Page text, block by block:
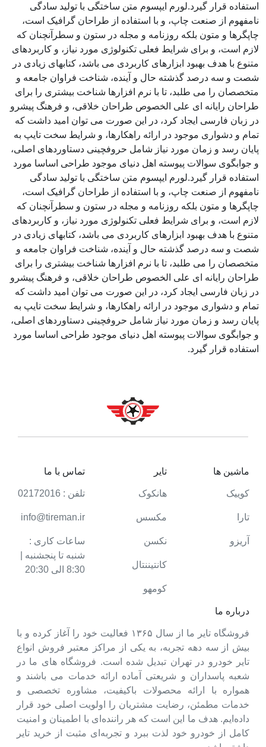
استفاده قرار گیرد.لورم ایپسوم متن ساختگی با تولید سادگی
نامفهوم از صنعت چاپ، و با استفاده از طراحان گرافیک است،
چاپگرها و متون بلکه روزنامه و مجله در ستون و سطرآنچنان که
لازم است، و برای شرایط فعلی تکنولوژی مورد نیاز، و کاربردهای
متنوع با هدف بهبود ابزارهای کاربردی می باشد، کتابهای زیادی در
شصت و سه درصد گذشته حال و آینده، شناخت فراوان جامعه و
متخصصان را می طلبد، تا با نرم افزارها شناخت بیشتری را برای
طراحان رایانه ای علی الخصوص طراحان خلاقی، و فرهنگ پیشرو
در زبان فارسی ایجاد کرد، در این صورت می توان امید داشت که
تمام و دشواری موجود در ارائه راهکارها، و شرایط سخت تایپ به
پایان رسد و زمان مورد نیاز شامل حروفچینی دستاوردهای اصلی،
و جوابگوی سوالات پیوسته اهل دنیای موجود طراحی اساسا مورد
استفاده قرار گیرد.لورم ایپسوم متن ساختگی با تولید سادگی
نامفهوم از صنعت چاپ، و با استفاده از طراحان گرافیک است،
چاپگرها و متون بلکه روزنامه و مجله در ستون و سطرآنچنان که
لازم است، و برای شرایط فعلی تکنولوژی مورد نیاز، و کاربردهای
متنوع با هدف بهبود ابزارهای کاربردی می باشد، کتابهای زیادی در
شصت و سه درصد گذشته حال و آینده، شناخت فراوان جامعه و
متخصصان را می طلبد، تا با نرم افزارها شناخت بیشتری را برای
طراحان رایانه ای علی الخصوص طراحان خلاقی، و فرهنگ پیشرو
در زبان فارسی ایجاد کرد، در این صورت می توان امید داشت که
تمام و دشواری موجود در ارائه راهکارها، و شرایط سخت تایپ به
پایان رسد و زمان مورد نیاز شامل حروفچینی دستاوردهای اصلی،
و جوابگوی سوالات پیوسته اهل دنیای موجود طراحی اساسا مورد
استفاده قرار گیرد.
درباره ما
فروشگاه تایر ما از سال ۱۳۶۵ فعالیت خود را آغاز کرده و با
بیش از سه دهه تجربه، به یکی از مراکز معتبر فروش انواع
تایر خودرو در تهران تبدیل شده است. فروشگاه های ما در
شعبه پاسداران و شریعتی آماده ارائه خدمات می باشند و
همواره با ارائه محصولات باکیفیت، مشاوره تخصصی و
خدمات مطمئن، رضایت مشتریان را اولویت اصلی خود قرار
داده‌ایم. هدف ما این است که هر راننده‌ای با اطمینان و امنیت
کامل از خودرو خود لذت ببرد و تجربه‌ای مثبت از خرید تایر
ماشین ها
کوییک
تارا
آریزو
تایر
هانکوک
مکسس
نکسن
کانتیننتال
کومهو
تماس با ما
تلفن : 02172016
info@tireman.ir
ساعات کاری :
شنبه تا پنجشنبه |
8:30 الی 20:30